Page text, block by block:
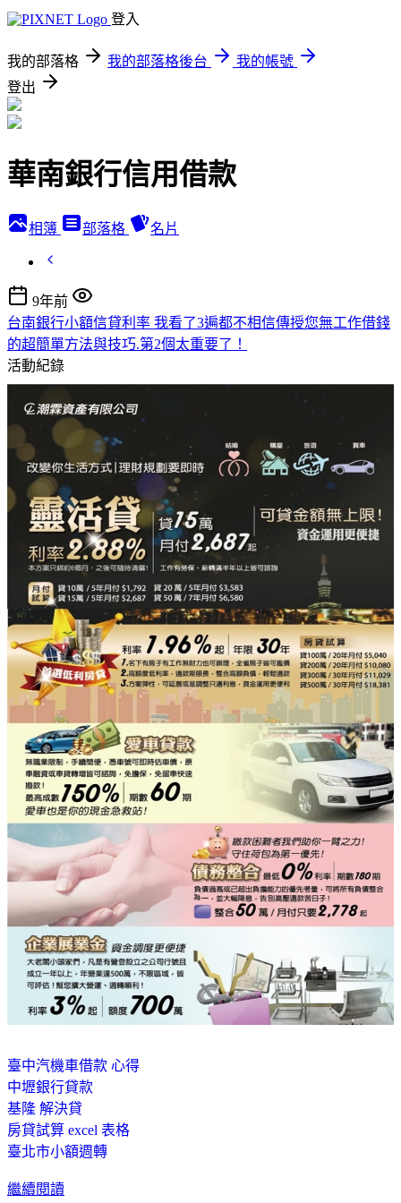
登入
我的部落格 我的部落格後台
我的帳號
登出
華南銀行信用借款
相簿 部落格 名片
9年前
台南銀行小額信貸利率 我看了3遍都不相信傳授您無工作借錢
的超簡單方法與技巧.第2個太重要了！
活動紀錄
臺中汽機車借款 心得
中壢銀行貸款
基隆 解決貸
房貸試算 excel 表格
臺北市小額週轉
繼續閱讀